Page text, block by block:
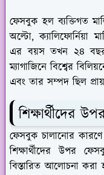
ফেসবুক হল ব্যক্তিগত
অল্টো, ক্যালিফোর্নিয়া
এর বয়স তখন ২৪ বছর
ম্যাগাজিনে বিশ্বের
এবং তার সম্পদ ছিল
শিক্ষার্থীদের
ফেসবুক চালানোর কারণে
শিক্ষার্থীদের উপর
বিস্তারিত আলোচনা করা